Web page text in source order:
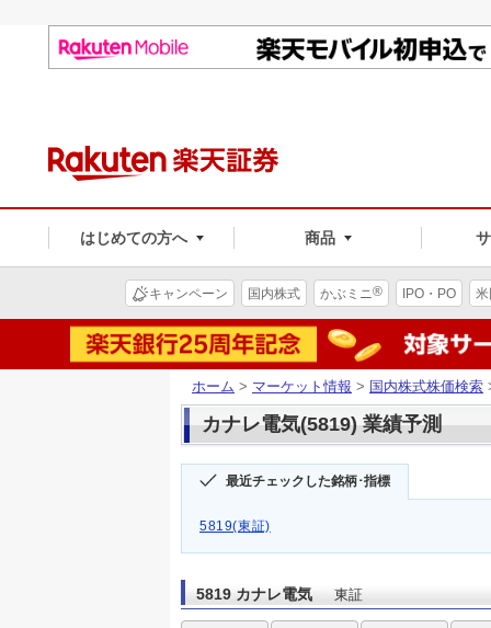
はじめての方へ 商品
キャンペーン 国内株式 かぶミニ® IPO・PO
ホーム > マーケット情報 > 国内株式株価検索
カナレ電気(5819) 業績予測
最近チェックした銘柄･指標
5819(東証)
5819 カナレ電気 東証